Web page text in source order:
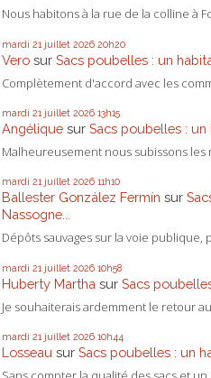
Nous habitons à la rue de la colline à
mardi 21 juillet 2026 20h20
Vero sur Sacs poubelles : un
Complètement d'accord avec les
mardi 21 juillet 2026 13h15
Angélique sur Sacs poubelles : un
Malheureusement nous subissons les
mardi 21 juillet 2026 11h10
Ballester González Fermín sur
Nassogne...
Dépôts sauvages sur la voie publique,
mardi 21 juillet 2026 10h58
Huberty Martha sur Sacs
Je souhaiterais ardemment le retour
mardi 21 juillet 2026 10h44
Losseau sur Sacs poubelles : un